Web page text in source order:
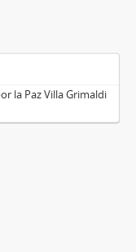
la Paz Villa Grimaldi